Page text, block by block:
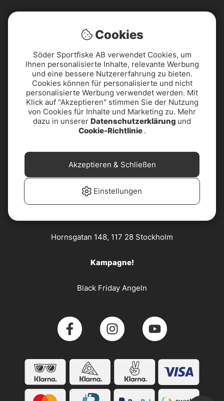
AGB Barrierefreiheitserklärung
Datenschutzerklärung Impressum
PRODUKTUNTERSTÜTZUNG
& KONTAKT
Reklamationen
Widerrufsbelehrung Über uns
Kundenservice
Hornsgatan 148, 117 28 Stockholm
Kampagne!
Black Friday Angeln
Cookies
Söder Sportfiske AB verwendet Cookies, um
Ihnen personalisierte Inhalte, relevante Werbung
und eine bessere Nutzererfahrung zu bieten.
Cookies können für personalisierte und nicht
personalisierte Werbung verwendet werden. Mit
Klick auf "Akzeptieren" stimmen Sie der Nutzung
von Cookies für Inhalte und Marketing zu. Mehr
dazu in unserer Datenschutzerklärung und
Cookie-Richtlinie .
Einstellungen
Akzeptieren & Schließen